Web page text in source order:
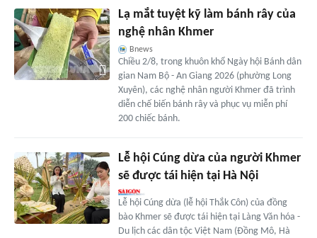
Lạ mắt tuyệt kỹ làm bánh rây của
nghệ nhân Khmer
Bnews
Chiều 2/8, trong khuôn khổ Ngày hội Bánh dân
gian Nam Bộ - An Giang 2026 (phường Long
Xuyên), các nghệ nhân người Khmer đã trình
diễn chế biến bánh rây và phục vụ miễn phí
200 chiếc bánh.
Lễ hội Cúng dừa của người Khmer
sẽ được tái hiện tại Hà Nội
Lễ hội Cúng dừa (lễ hội Thắk Côn) của đồng
bào Khmer sẽ được tái hiện tại Làng Văn hóa -
Du lịch các dân tộc Việt Nam (Đồng Mô, Hà